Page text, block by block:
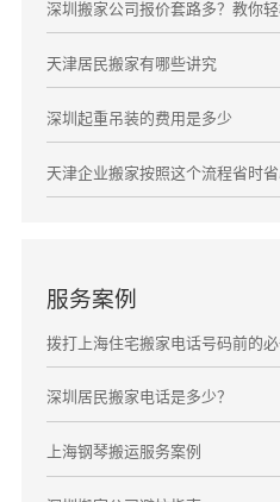
深圳搬家公司报价套路多？教你轻
雷的小技巧
天津居民搬家有哪些讲究
深圳起重吊装的费用是多少
天津企业搬家按照这个流程省时省
省力
服务案例
拨打上海住宅搬家电话号码前的必
家攻略
深圳居民搬家电话是多少？
上海钢琴搬运服务案例